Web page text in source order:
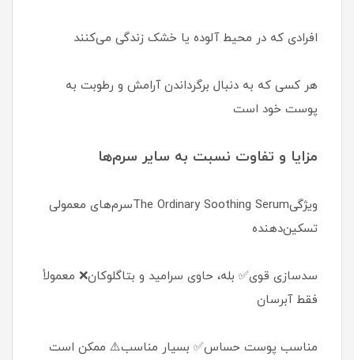
افرادی که در محیط آلوده یا خشک زندگی می‌کنند
هر کسی که به دنبال برگرداندن آرامش و رطوبت به
پوست خود است
مزایا و تفاوت نسبت به سایر سرم‌ها
ویژگیThe Ordinary Soothing Serumسرم‌های معمولی
تسکین‌دهنده
سدسازی قوی✅ بله، حاوی سرامید و بتاگلوکان❌ معمولاً
فقط آبرسان
مناسب پوست حساس✅ بسیار مناسب⚠️ ممکن است